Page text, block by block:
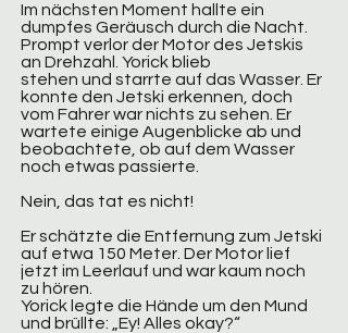
Im nächsten Moment hallte ein
dumpfes Geräusch durch die Nacht.
Prompt verlor der Motor des Jetskis
an Drehzahl. Yorick blieb
stehen und starrte auf das Wasser. Er
konnte den Jetski erkennen, doch
vom Fahrer war nichts zu sehen. Er
wartete einige Augenblicke ab und
beobachtete, ob auf dem Wasser
noch etwas passierte.
Nein, das tat es nicht!
Er schätzte die Entfernung zum Jetski
auf etwa 150 Meter. Der Motor lief
jetzt im Leerlauf und war kaum noch
zu hören.
Yorick legte die Hände um den Mund
und brüllte: „Ey! Alles okay?“